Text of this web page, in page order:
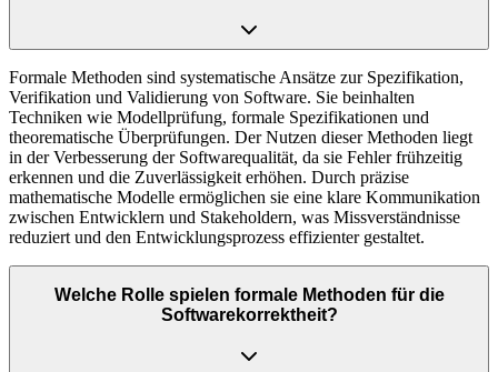
Formale Methoden sind systematische Ansätze zur Spezifikation,
Verifikation und Validierung von Software. Sie beinhalten
Techniken wie Modellprüfung, formale Spezifikationen und
theorematische Überprüfungen. Der Nutzen dieser Methoden liegt
in der Verbesserung der Softwarequalität, da sie Fehler frühzeitig
erkennen und die Zuverlässigkeit erhöhen. Durch präzise
mathematische Modelle ermöglichen sie eine klare Kommunikation
zwischen Entwicklern und Stakeholdern, was Missverständnisse
reduziert und den Entwicklungsprozess effizienter gestaltet.
Welche Rolle spielen formale Methoden für die
Softwarekorrektheit?